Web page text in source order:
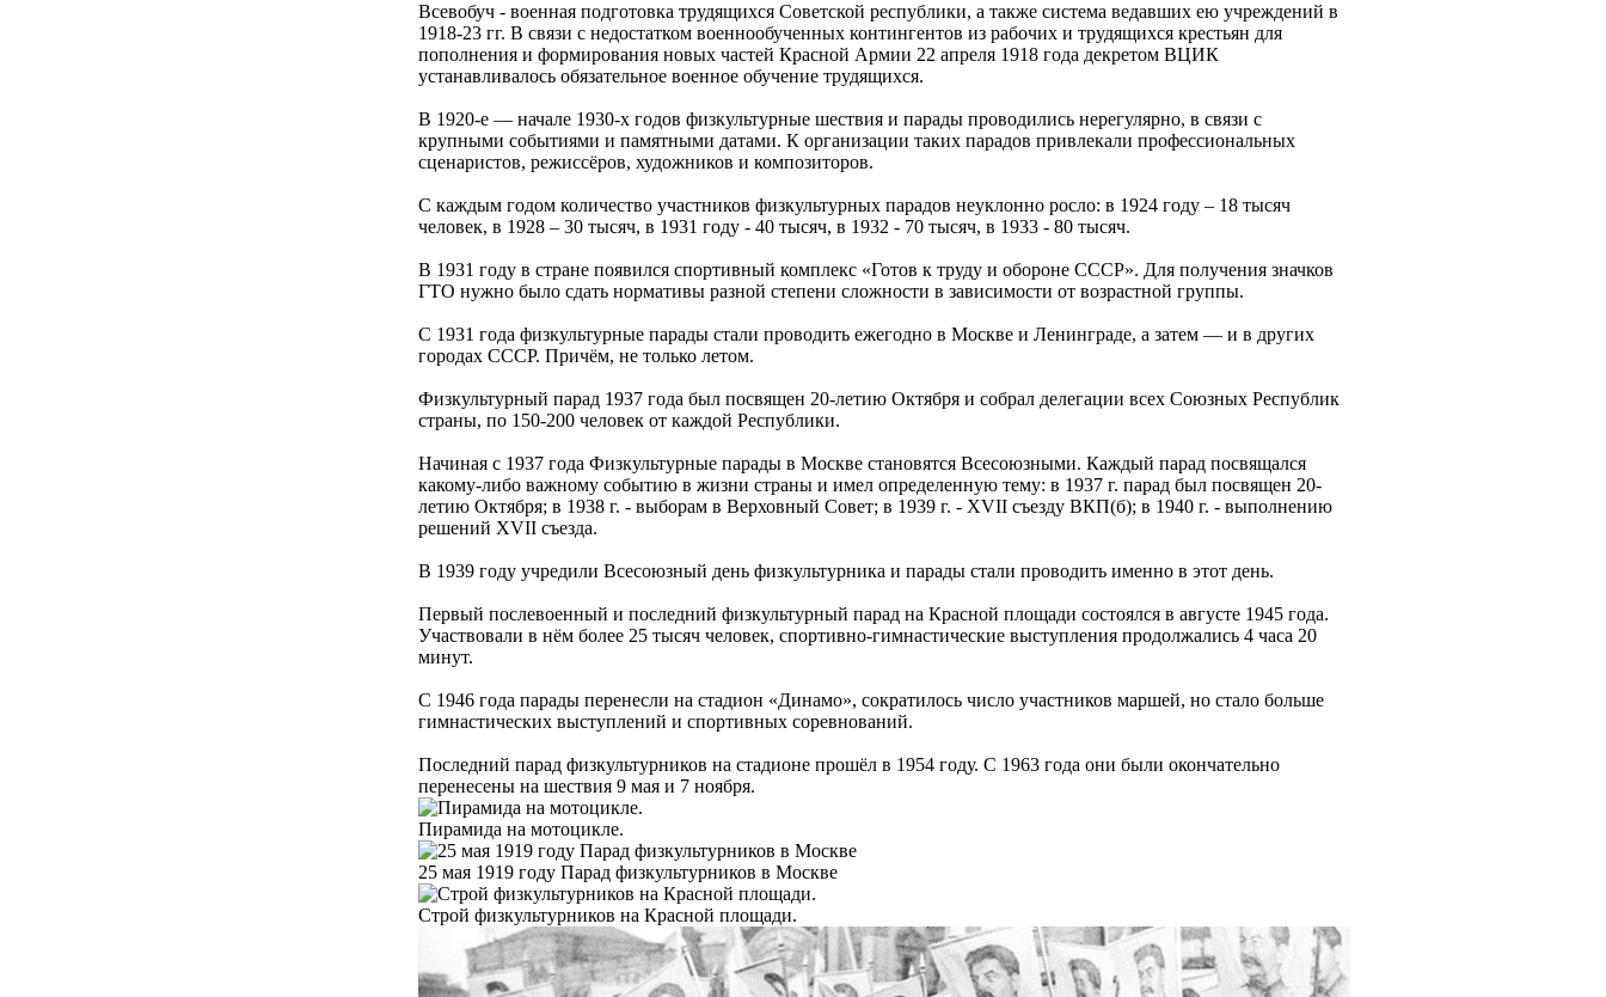
Всевобуч - военная подготовка трудящихся Советской республики, а также система ведавших ею учреждений в
1918-23 гг. В связи с недостатком военнообученных контингентов из рабочих и трудящихся крестьян для
пополнения и формирования новых частей Красной Армии 22 апреля 1918 года декретом ВЦИК
устанавливалось обязательное военное обучение трудящихся.
В 1920-е — начале 1930-х годов физкультурные шествия и парады проводились нерегулярно, в связи с
крупными событиями и памятными датами. К организации таких парадов привлекали профессиональных
сценаристов, режиссёров, художников и композиторов.
С каждым годом количество участников физкультурных парадов неуклонно росло: в 1924 году – 18 тысяч
человек, в 1928 – 30 тысяч, в 1931 году - 40 тысяч, в 1932 - 70 тысяч, в 1933 - 80 тысяч.
В 1931 году в стране появился спортивный комплекс «Готов к труду и обороне СССР». Для получения значков
ГТО нужно было сдать нормативы разной степени сложности в зависимости от возрастной группы.
С 1931 года физкультурные парады стали проводить ежегодно в Москве и Ленинграде, а затем — и в других
городах СССР. Причём, не только летом.
Физкультурный парад 1937 года был посвящен 20-летию Октября и собрал делегации всех Союзных Республик
страны, по 150-200 человек от каждой Республики.
Начиная с 1937 года Физкультурные парады в Москве становятся Всесоюзными. Каждый парад посвящался
какому-либо важному событию в жизни страны и имел определенную тему: в 1937 г. парад был посвящен 20-
летию Октября; в 1938 г. - выборам в Верховный Совет; в 1939 г. - XVII съезду ВКП(б); в 1940 г. - выполнению
решений XVII съезда.
В 1939 году учредили Всесоюзный день физкультурника и парады стали проводить именно в этот день.
Первый послевоенный и последний физкультурный парад на Красной площади состоялся в августе 1945 года.
Участвовали в нём более 25 тысяч человек, спортивно-гимнастические выступления продолжались 4 часа 20
минут.
С 1946 года парады перенесли на стадион «Динамо», сократилось число участников маршей, но стало больше
гимнастических выступлений и спортивных соревнований.
Последний парад физкультурников на стадионе прошёл в 1954 году. С 1963 года они были окончательно
перенесены на шествия 9 мая и 7 ноября.
Пирамида на мотоцикле.
25 мая 1919 году Парад физкультурников в Москве
Строй физкультурников на Красной площади.